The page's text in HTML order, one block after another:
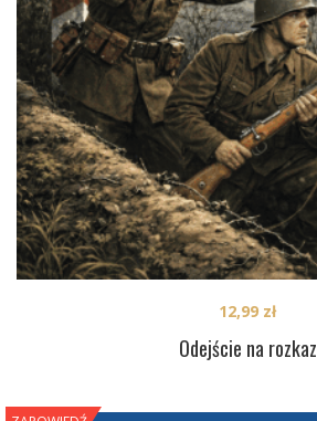
Odejście na rozkaz
12,99 zł